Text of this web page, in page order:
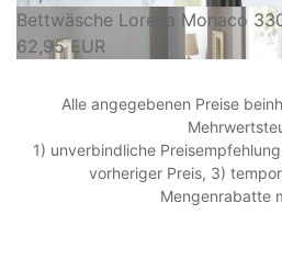
Bettwäsche Lorena Monaco
62,95 EUR
Alle angegebenen Preise
1) unverbindliche
vorheriger Preis, 3)
Mengenrabatte